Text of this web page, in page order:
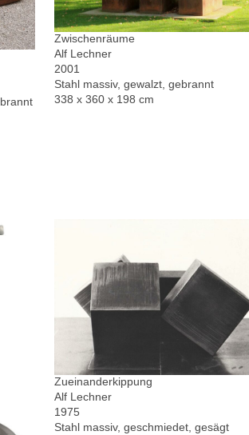
Zwischenräume
Alf Lechner
2001
Stahl massiv, gewalzt, gebrannt
338 x 360 x 198 cm
Zueinanderkippung
Alf Lechner
1975
Stahl massiv, geschmiedet, gesägt